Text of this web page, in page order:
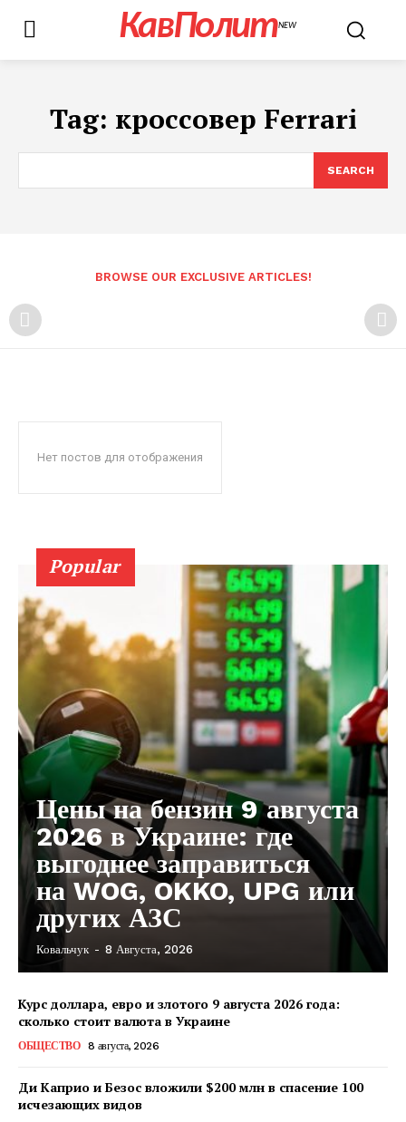
КавПолитNEW
Tag: кроссовер Ferrari
SEARCH
BROWSE OUR EXCLUSIVE ARTICLES!
Нет постов для отображения
Popular
Цены на бензин 9 августа
2026 в Украине: где
выгоднее заправиться
на WOG, OKKO, UPG или
других АЗС
Ковальчук - 8 Августа, 2026
Курс доллара, евро и злотого 9 августа 2026 года:
сколько стоит валюта в Украине
ОБЩЕСТВО 8 августа, 2026
Ди Каприо и Безос вложили $200 млн в спасение 100
исчезающих видов